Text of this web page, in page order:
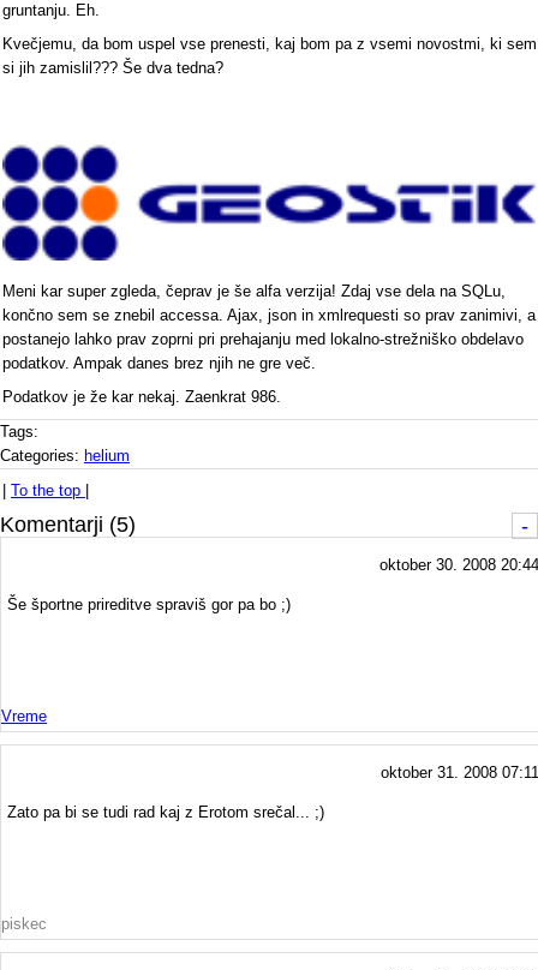
gruntanju. Eh.
Kvečjemu, da bom uspel vse prenesti, kaj bom pa z vsemi novostmi, ki sem
si jih zamislil??? Še dva tedna?
Meni kar super zgleda, čeprav je še alfa verzija! Zdaj vse dela na SQLu,
končno sem se znebil accessa. Ajax, json in xmlrequesti so prav zanimivi, a
postanejo lahko prav zoprni pri prehajanju med lokalno-strežniško obdelavo
podatkov. Ampak danes brez njih ne gre več.
Podatkov je že kar nekaj. Zaenkrat 986.
Tags:
Categories: helium
To the top
Komentarji (5) -
oktober 30. 2008 20:44
Še športne prireditve spraviš gor pa bo ;)
Vreme
oktober 31. 2008 07:11
Zato pa bi se tudi rad kaj z Erotom srečal... ;)
piskec